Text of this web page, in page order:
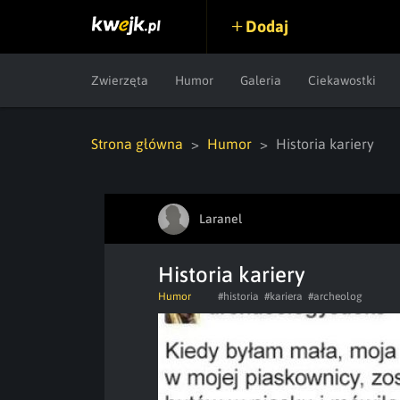
Dodaj
Zwierzęta Humor Galeria Ciekawostki
Strona główna Humor Historia kariery
Laranel
Historia kariery
Humor #historia #kariera #archeolog